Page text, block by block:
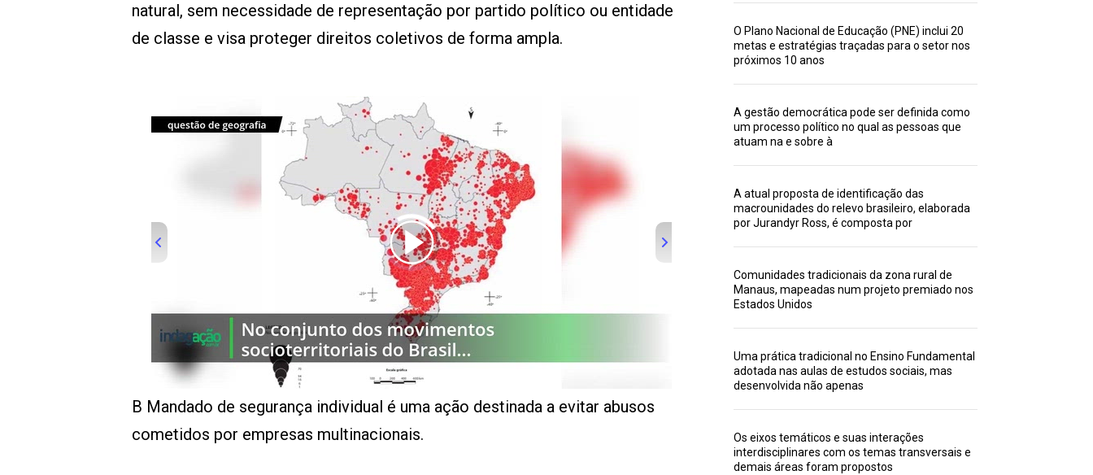
natural, sem necessidade de representação por partido político ou entidade
de classe e visa proteger direitos coletivos de forma ampla.
indagacao
B Mandado de segurança individual é uma ação destinada a evitar abusos
cometidos por empresas multinacionais.
O Plano Nacional de Educação (PNE) inclui 20
metas e estratégias traçadas para o setor nos
próximos 10 anos
A gestão democrática pode ser definida como
um processo político no qual as pessoas que
atuam na e sobre à
A atual proposta de identificação das
macrounidades do relevo brasileiro, elaborada
por Jurandyr Ross, é composta por
Comunidades tradicionais da zona rural de
Manaus, mapeadas num projeto premiado nos
Estados Unidos
Uma prática tradicional no Ensino Fundamental
adotada nas aulas de estudos sociais, mas
desenvolvida não apenas
Os eixos temáticos e suas interações
interdisciplinares com os temas transversais e
demais áreas foram propostos